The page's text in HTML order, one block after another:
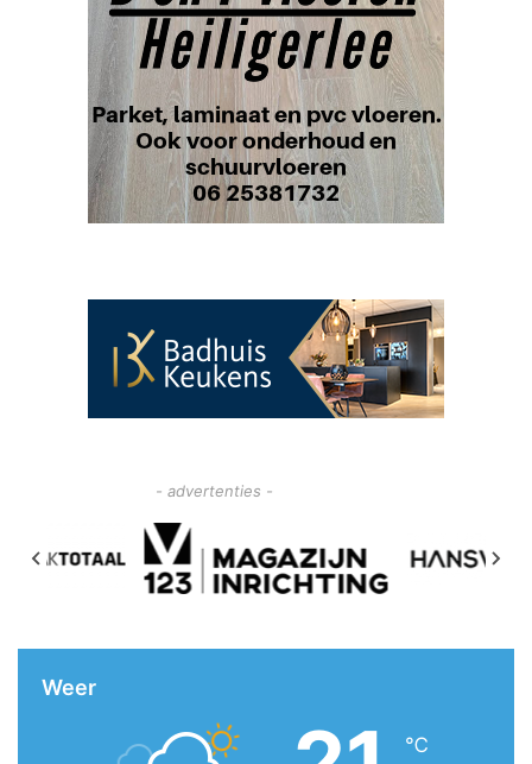
- advertenties -
Weer
℃